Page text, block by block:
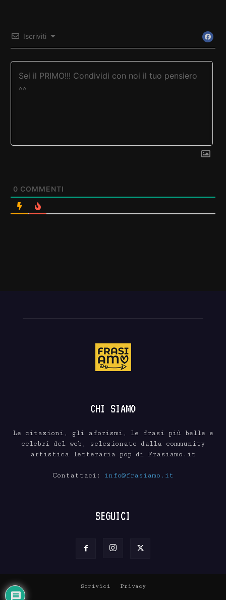
Iscriviti
0 COMMENTI
CHI SIAMO
Le citazioni, gli aforismi, le frasi più belle e
celebri del web, selezionate dalla community
artistica letteraria pop di Frasiamo.it
Contattaci: info@frasiamo.it
SEGUICI
Scrivici Privacy